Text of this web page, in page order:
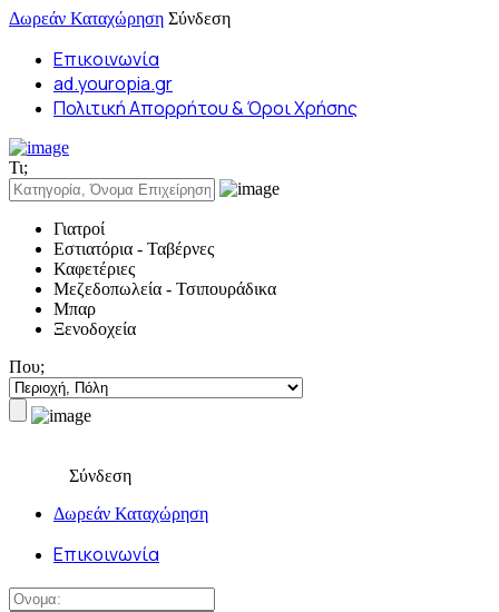
Δωρεάν Καταχώρηση Σύνδεση
Επικοινωνία
ad.youropia.gr
Πολιτική Απορρήτου & Όροι Χρήσης
Τι;
Γιατροί
Εστιατόρια - Ταβέρνες
Καφετέριες
Μεζεδοπωλεία - Τσιπουράδικα
Μπαρ
Ξενοδοχεία
Που;
Σύνδεση
Δωρεάν Καταχώρηση
Επικοινωνία